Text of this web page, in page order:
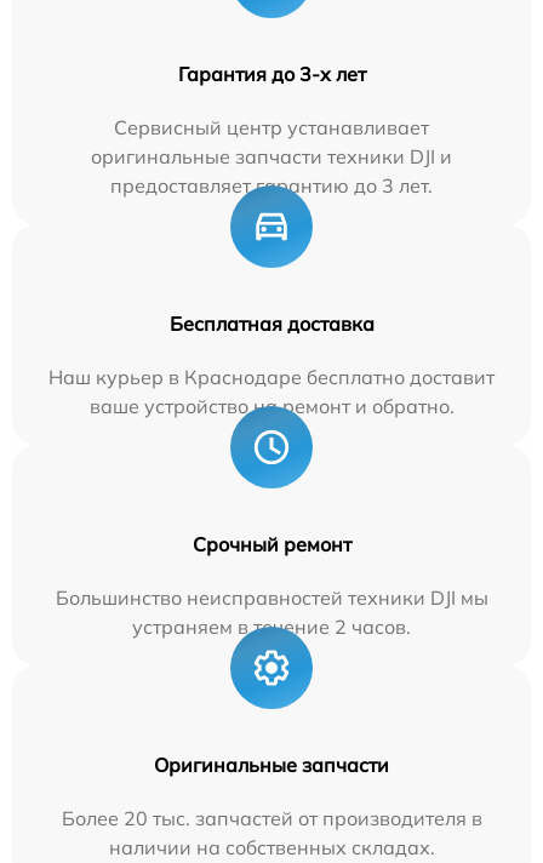
Гарантия до 3-х лет
Сервисный центр устанавливает
оригинальные запчасти техники DJI и
предоставляет гарантию до 3 лет.
Бесплатная доставка
Наш курьер в Краснодаре бесплатно доставит
ваше устройство на ремонт и обратно.
Срочный ремонт
Большинство неисправностей техники DJI мы
устраняем в течение 2 часов.
Оригинальные запчасти
Более 20 тыс. запчастей от производителя в
наличии на собственных складах.